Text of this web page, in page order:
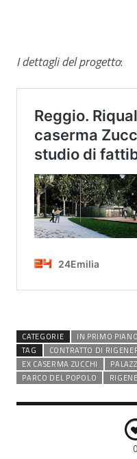
I dettagli del progetto:
CATEGORIE IN PRIMO PIANO
TAG
CONTRATTO DI
EX CASERMA ZUCCHI
PARCO DEL POPOLO
0